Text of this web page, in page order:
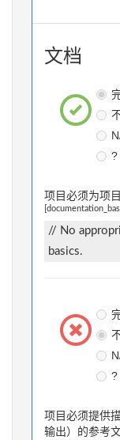
文档
?
项目必须为项
// No
basics.
?
项目必须提供
输出）的参考